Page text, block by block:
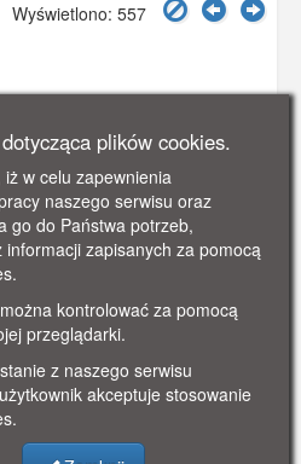
Wyświetlono: 557
plików cookies.
iż w celu zapewnienia
naszego serwisu oraz
go do Państwa potrzeb,
informacji zapisanych za pomocą
kontrolować za pomocą
przeglądarki.
z naszego serwisu
akceptuje stosowanie